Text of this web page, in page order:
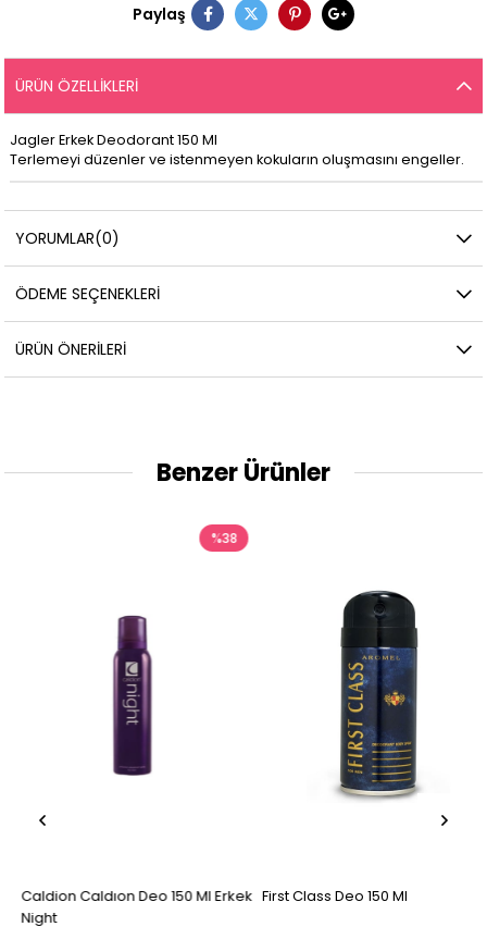
Paylaş
ÜRÜN ÖZELLIKLERI
Jagler Erkek Deodorant 150 Ml
Terlemeyi düzenler ve istenmeyen kokuların oluşmasını engeller.
YORUMLAR(0)
ÖDEME SEÇENEKLERI
ÜRÜN ÖNERILERI
Benzer Ürünler
Caldion Caldıon Deo 150 Ml Erkek
Night
%38
First Class Deo 150 Ml